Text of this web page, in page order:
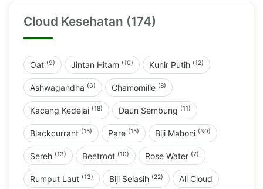
Cloud Kesehatan (174)
Oat (9) Jintan Hitam (10) Kunir Putih (12)
Ashwagandha (6) Chamomille (8)
Kacang Kedelai (18) Daun Sembung (11)
Blackcurrant (15) Pare (15) Biji Mahoni (30)
Sereh (13) Beetroot (10) Rose Water (7)
Rumput Laut (13) Biji Selasih (22) All Cloud